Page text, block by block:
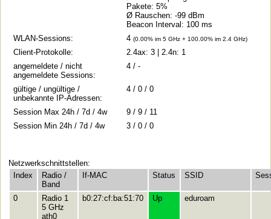
Pakete: 5%
Ø Rauschen: -99 dBm
Beacon Interval: 100 ms
WLAN-Sessions:
4(0.00% im 5 GHz + 100.00% im 2.4 GHz)
Client-Protokolle:
2.4ax: 3 | 2.4n: 1
angemeldete / nicht
angemeldete Sessions:
4 / -
gültige / ungültige /
unbekannte IP-Adressen:
4 / 0 / 0
Session Max 24h / 7d / 4w
9 / 9 / 11
Session Min 24h / 7d / 4w
3 / 0 / 0
Netzwerkschnittstellen:
Index
Radio /
Band
If-MAC Status SSID
0
Radio 1
5 GHz
ath0
b0:27:cf:ba:51:70 Up eduroam